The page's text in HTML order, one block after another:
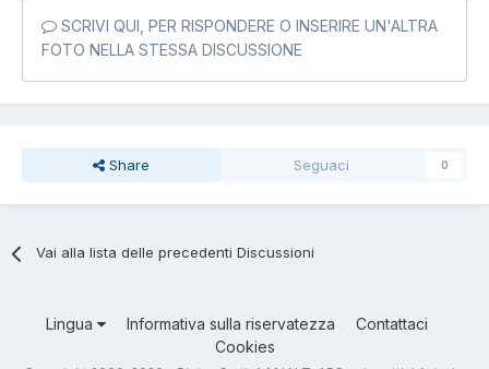
SCRIVI QUI, PER RISPONDERE O INSERIRE UN'ALTRA
FOTO NELLA STESSA DISCUSSIONE
Share Seguaci 0
Vai alla lista delle precedenti Discussioni
Lingua Informativa sulla riservatezza
Contattaci
Cookies